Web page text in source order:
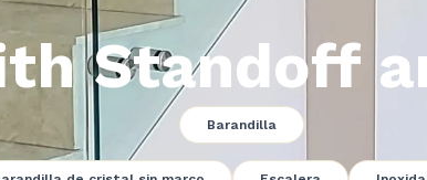
Standoff
Barandilla